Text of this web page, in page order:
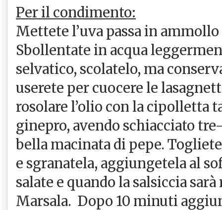
Per il condimento:
Mettete l’uva passa in
Sbollentate in acqua
selvatico, scolatelo, ma
userete per cuocere le
rosolare l’olio con la cipolletta
ginepro, avendo schiacciato
bella macinata di pepe.
e sgranatela, aggiungetela al
salate e quando la salsiccia
Marsala. Dopo 10 minuti